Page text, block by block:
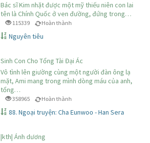
Bác sĩ Kim nhặt được một mỹ thiếu niên con lai
tên là Chính Quốc ở ven đường, đứng trong…
115339 Hoàn thành
Nguyên tiêu
Sinh Con Cho Tổng Tài Đại Ác
Vô tình lên giường cùng một người đàn ông lạ
mặt, Ami mang trong mình dòng máu của anh,
tổng…
358965 Hoàn thành
88. Ngoại truyện: Cha Eunwoo - Han Sera
|kth| Ánh dương